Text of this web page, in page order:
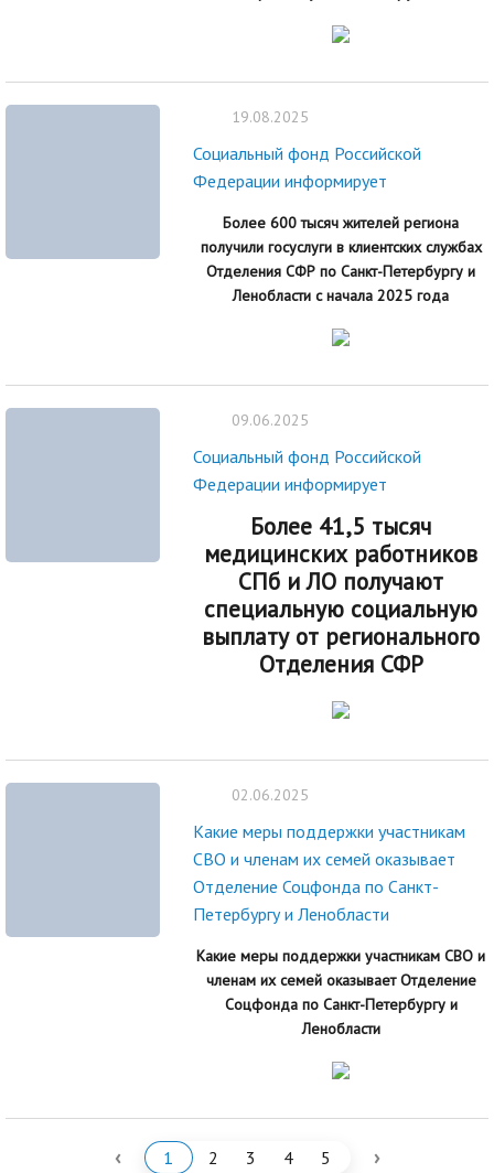
19.08.2025
Социальный фонд Российской
Федерации информирует
Более 600 тысяч жителей региона
получили госуслуги в клиентских службах
Отделения СФР по Санкт-Петербургу и
Ленобласти с начала 2025 года
09.06.2025
Социальный фонд Российской
Федерации информирует
Более 41,5 тысяч
медицинских работников
СПб и ЛО получают
специальную социальную
выплату от регионального
Отделения СФР
02.06.2025
Какие меры поддержки участникам
СВО и членам их семей оказывает
Отделение Соцфонда по Санкт-
Петербургу и Ленобласти
Какие меры поддержки участникам СВО и
членам их семей оказывает Отделение
Соцфонда по Санкт-Петербургу и
Ленобласти
‹ 1 2 3 4 5 ›